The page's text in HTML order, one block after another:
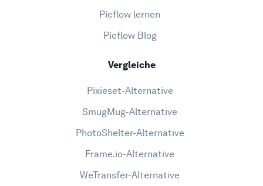
Picflow lernen
Picflow Blog
Vergleiche
Pixieset-Alternative
SmugMug-Alternative
PhotoShelter-Alternative
Frame.io-Alternative
WeTransfer-Alternative